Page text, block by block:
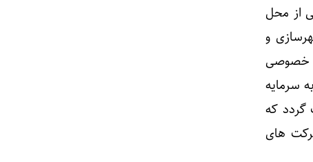
از محل
و
خصوصی
سرمایه
گردد که
های